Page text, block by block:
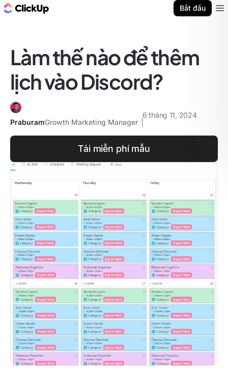
Bắt đầu
Làm thế nào để thêm
lịch vào Discord?
PraburamGrowth Marketing Manager
6 tháng 11, 2024
Tải miễn phí mẫu